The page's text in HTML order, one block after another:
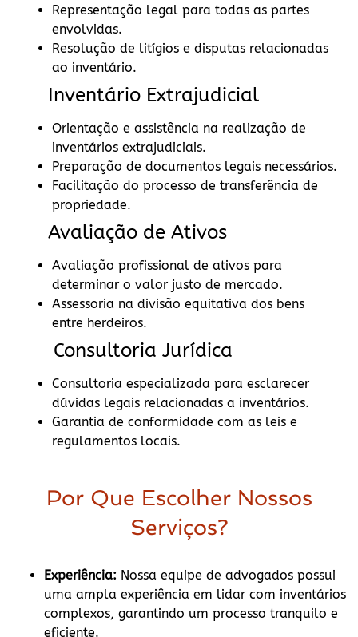
Representação legal para todas as partes
envolvidas.
Resolução de litígios e disputas relacionadas
ao inventário.
Inventário Extrajudicial
Orientação e assistência na realização de
inventários extrajudiciais.
Preparação de documentos legais necessários.
Facilitação do processo de transferência de
propriedade.
Avaliação de Ativos
Avaliação profissional de ativos para
determinar o valor justo de mercado.
Assessoria na divisão equitativa dos bens
entre herdeiros.
Consultoria Jurídica
Consultoria especializada para esclarecer
dúvidas legais relacionadas a inventários.
Garantia de conformidade com as leis e
regulamentos locais.
Por Que Escolher Nossos
Serviços?
Experiência: Nossa equipe de advogados possui
uma ampla experiência em lidar com inventários
complexos, garantindo um processo tranquilo e
eficiente.